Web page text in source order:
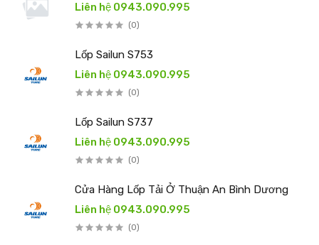
Liên hệ 0943.090.995
(0)
Lốp Sailun S753
Liên hệ 0943.090.995
(0)
Lốp Sailun S737
Liên hệ 0943.090.995
(0)
Cửa Hàng Lốp Tải Ở Thuận An Bình Dương
Liên hệ 0943.090.995
(0)